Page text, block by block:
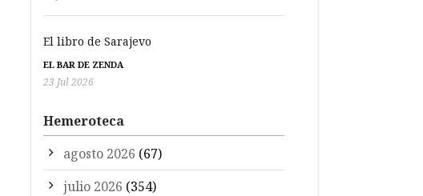
El libro de Sarajevo
EL BAR DE ZENDA
23 Jul 2026
Hemeroteca
agosto 2026 (67)
julio 2026 (354)